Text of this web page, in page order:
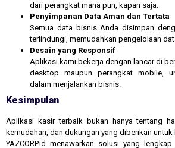
dari perangkat mana pun, kapan saja.
Penyimpanan Data Aman dan Tertata
Semua data bisnis Anda disimpan
terlindungi, memudahkan pengelolaan
Desain yang Responsif
Aplikasi kami bekerja dengan lancar di
desktop maupun perangkat mobile,
dalam menjalankan bisnis.
Kesimpulan
Aplikasi kasir terbaik bukan hanya tentang
kemudahan, dan dukungan yang diberikan
YAZCORP.id menawarkan solusi yang